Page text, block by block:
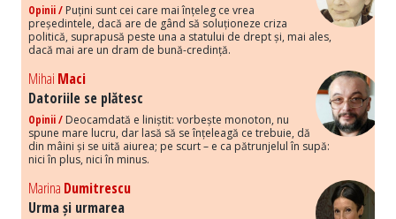
Opinii / Puțini sunt cei care mai înțeleg ce vrea
președintele, dacă are de gând să soluționeze criza
politică, suprapusă peste una a statului de drept și, mai ales,
dacă mai are un dram de bună-credință.
Mihai Maci
Datoriile se plătesc
Opinii / Deocamdată e liniștit: vorbește monoton, nu
spune mare lucru, dar lasă să se înțeleagă ce trebuie, dă
din mâini și se uită aiurea; pe scurt – e ca pătrunjelul în supă:
nici în plus, nici în minus.
Marina Dumitrescu
Urma și urmarea